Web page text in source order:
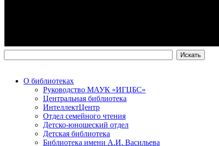
О библиотеках
Руководство МАУК «ИГЦБС»
Центральная библиотека
ИнтеллектЦентр
Отдел семейного чтения
Детско-юношеский отдел
Детская библиотека
Библиотека имени А.И. Васильева